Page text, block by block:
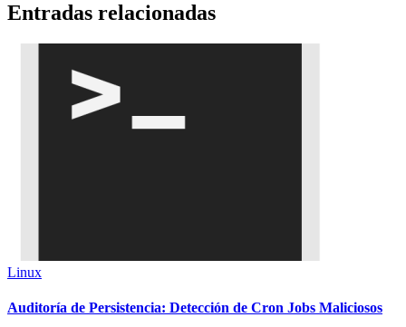
Entradas relacionadas
Linux
Auditoría de Persistencia: Detección de Cron Jobs Maliciosos